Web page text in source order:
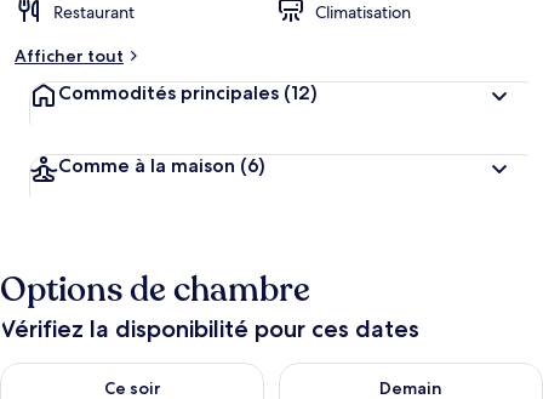
Restaurant
Climatisation
Afficher tout
Commodités principales (12)
Comme à la maison (6)
Options de chambre
Vérifiez la disponibilité pour ces dates
Ce soir
Vérifier la disponibilité pour ce soir août 6 - août 7
Demain
Vérifier la disponibilité pour